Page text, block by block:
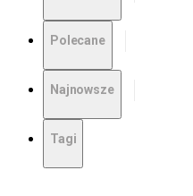
Polecane
Najnowsze
Tagi